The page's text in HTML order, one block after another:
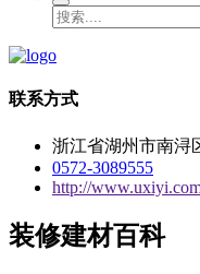
联系方式
浙江省湖州市南浔
0572-3089555
http://
装修建材百科